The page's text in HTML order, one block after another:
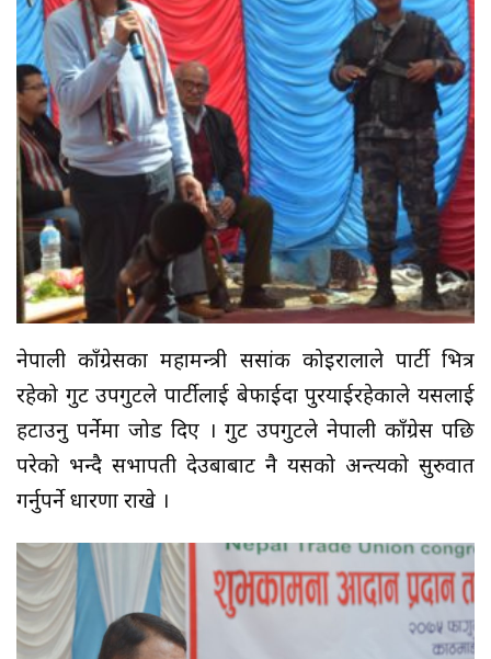
नेपाली काँग्रेसका महामन्त्री ससांक कोइरालाले पार्टी भित्र
रहेको गुट उपगुटले पार्टीलाई बेफाईदा पुरयाईरहेकाले यसलाई
हटाउनु पर्नेमा जोड दिए । गुट उपगुटले नेपाली काँग्रेस पछि
परेको भन्दै सभापती देउबाबाट नै यसको अन्त्यको सुरुवात
गर्नुपर्ने धारणा राखे ।